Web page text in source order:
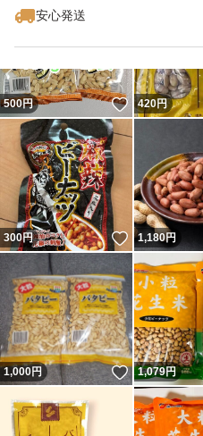
安心発送
500円 いいね！
420円
300円 いいね！
1,180円
1,000円 いいね！
1,079円